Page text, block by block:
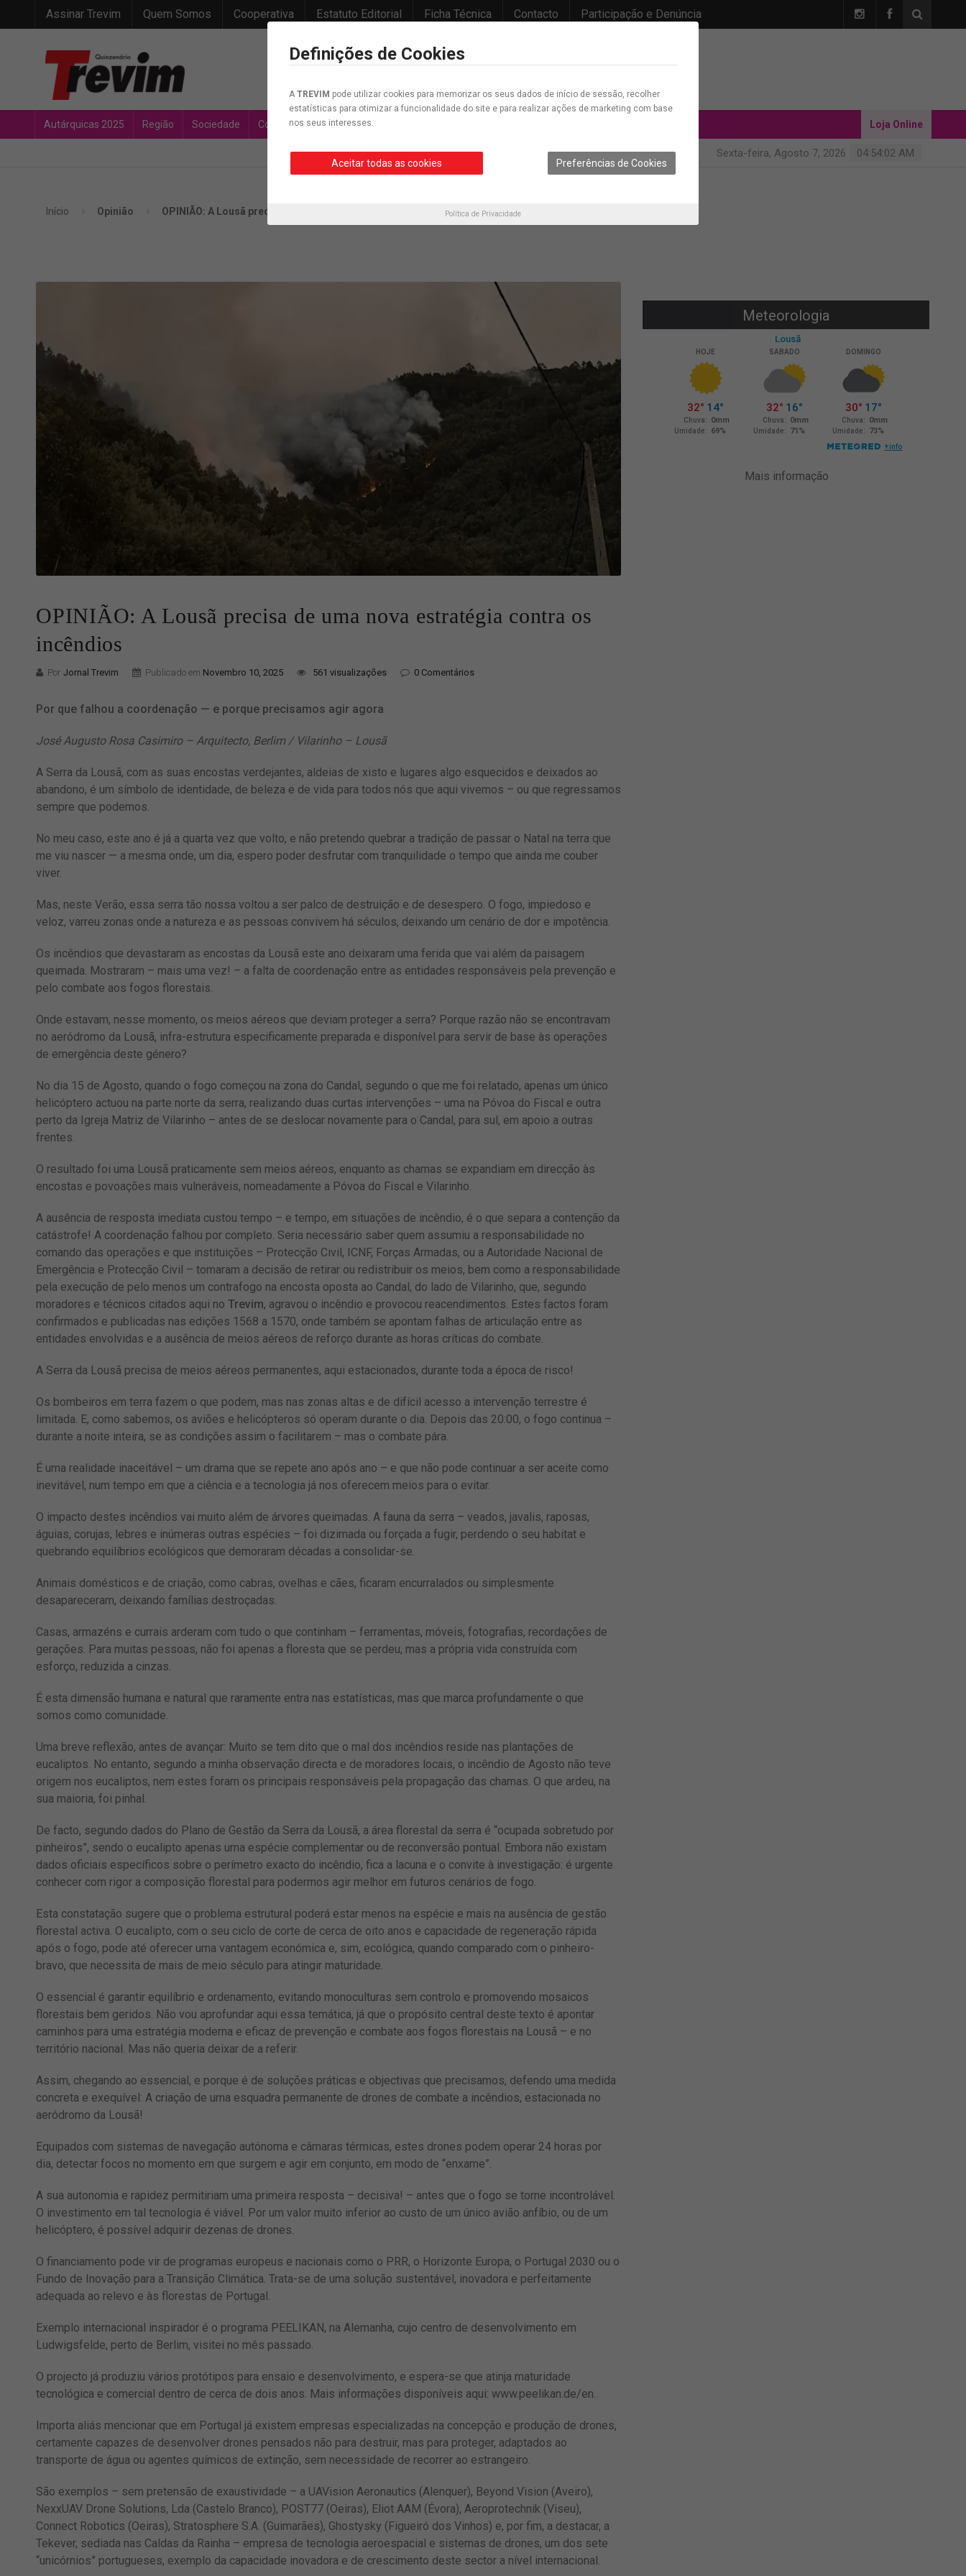
Assinar Trevim Quem Somos Cooperativa Estatuto Editorial Ficha Técnica Contacto Participação e Denúncia
Autárquicas 2025 Região Sociedade Concelho Desporto Loja Online
04:54:04 AM
Sexta-feira, Agosto 7, 2026
Início Opinião OPINIÃO: A Lousã precisa de uma nova estratégia contra os incêndios
OPINIÃO: A Lousã precisa de uma nova estratégia contra os
incêndios
Por Jornal Trevim Publicado em Novembro 10, 2025 561 visualizações 0 Comentários
Por que falhou a coordenação — e porque precisamos agir agora
José Augusto Rosa Casimiro – Arquitecto, Berlim / Vilarinho – Lousã
A Serra da Lousã, com as suas encostas verdejantes, aldeias de xisto e lugares algo esquecidos e deixados ao
abandono, é um símbolo de identidade, de beleza e de vida para todos nós que aqui vivemos – ou que regressamos
sempre que podemos.
No meu caso, este ano é já a quarta vez que volto, e não pretendo quebrar a tradição de passar o Natal na terra que
me viu nascer — a mesma onde, um dia, espero poder desfrutar com tranquilidade o tempo que ainda me couber
viver.
Mas, neste Verão, essa serra tão nossa voltou a ser palco de destruição e de desespero. O fogo, impiedoso e
veloz, varreu zonas onde a natureza e as pessoas convivem há séculos, deixando um cenário de dor e impotência.
Os incêndios que devastaram as encostas da Lousã este ano deixaram uma ferida que vai além da paisagem
queimada. Mostraram – mais uma vez! – a falta de coordenação entre as entidades responsáveis pela prevenção e
pelo combate aos fogos florestais.
Onde estavam, nesse momento, os meios aéreos que deviam proteger a serra? Porque razão não se encontravam
no aeródromo da Lousã, infra-estrutura especificamente preparada e disponível para servir de base às operações
de emergência deste género?
No dia 15 de Agosto, quando o fogo começou na zona do Candal, segundo o que me foi relatado, apenas um único
helicóptero actuou na parte norte da serra, realizando duas curtas intervenções – uma na Póvoa do Fiscal e outra
perto da Igreja Matriz de Vilarinho – antes de se deslocar novamente para o Candal, para sul, em apoio a outras
frentes.
O resultado foi uma Lousã praticamente sem meios aéreos, enquanto as chamas se expandiam em direcção às
encostas e povoações mais vulneráveis, nomeadamente a Póvoa do Fiscal e Vilarinho.
A ausência de resposta imediata custou tempo – e tempo, em situações de incêndio, é o que separa a contenção da
catástrofe! A coordenação falhou por completo. Seria necessário saber quem assumiu a responsabilidade no
comando das operações e que instituições – Protecção Civil, ICNF, Forças Armadas, ou a Autoridade Nacional de
Emergência e Protecção Civil – tomaram a decisão de retirar ou redistribuir os meios, bem como a responsabilidade
pela execução de pelo menos um contrafogo na encosta oposta ao Candal, do lado de Vilarinho, que, segundo
moradores e técnicos citados aqui no Trevim, agravou o incêndio e provocou reacendimentos. Estes factos foram
confirmados e publicadas nas edições 1568 a 1570, onde também se apontam falhas de articulação entre as
entidades envolvidas e a ausência de meios aéreos de reforço durante as horas críticas do combate.
A Serra da Lousã precisa de meios aéreos permanentes, aqui estacionados, durante toda a época de risco!
Os bombeiros em terra fazem o que podem, mas nas zonas altas e de difícil acesso a intervenção terrestre é
limitada. E, como sabemos, os aviões e helicópteros só operam durante o dia. Depois das 20:00, o fogo continua –
durante a noite inteira, se as condições assim o facilitarem – mas o combate pára.
É uma realidade inaceitável – um drama que se repete ano após ano – e que não pode continuar a ser aceite como
inevitável, num tempo em que a ciência e a tecnologia já nos oferecem meios para o evitar.
O impacto destes incêndios vai muito além de árvores queimadas. A fauna da serra – veados, javalis, raposas,
águias, corujas, lebres e inúmeras outras espécies – foi dizimada ou forçada a fugir, perdendo o seu habitat e
quebrando equilíbrios ecológicos que demoraram décadas a consolidar-se.
Animais domésticos e de criação, como cabras, ovelhas e cães, ficaram encurralados ou simplesmente
desapareceram, deixando famílias destroçadas.
Casas, armazéns e currais arderam com tudo o que continham – ferramentas, móveis, fotografias, recordações de
gerações. Para muitas pessoas, não foi apenas a floresta que se perdeu, mas a própria vida construída com
esforço, reduzida a cinzas.
É esta dimensão humana e natural que raramente entra nas estatísticas, mas que marca profundamente o que
somos como comunidade.
Uma breve reflexão, antes de avançar: Muito se tem dito que o mal dos incêndios reside nas plantações de
eucaliptos. No entanto, segundo a minha observação directa e de moradores locais, o incêndio de Agosto não teve
origem nos eucaliptos, nem estes foram os principais responsáveis pela propagação das chamas. O que ardeu, na
sua maioria, foi pinhal.
De facto, segundo dados do Plano de Gestão da Serra da Lousã, a área florestal da serra é “ocupada sobretudo por
pinheiros”, sendo o eucalipto apenas uma espécie complementar ou de reconversão pontual. Embora não existam
dados oficiais específicos sobre o perímetro exacto do incêndio, fica a lacuna e o convite à investigação: é urgente
conhecer com rigor a composição florestal para podermos agir melhor em futuros cenários de fogo.
Esta constatação sugere que o problema estrutural poderá estar menos na espécie e mais na ausência de gestão
florestal activa. O eucalipto, com o seu ciclo de corte de cerca de oito anos e capacidade de regeneração rápida
após o fogo, pode até oferecer uma vantagem económica e, sim, ecológica, quando comparado com o pinheiro-
bravo, que necessita de mais de meio século para atingir maturidade.
O essencial é garantir equilíbrio e ordenamento, evitando monoculturas sem controlo e promovendo mosaicos
florestais bem geridos. Não vou aprofundar aqui essa temática, já que o propósito central deste texto é apontar
caminhos para uma estratégia moderna e eficaz de prevenção e combate aos fogos florestais na Lousã – e no
território nacional. Mas não queria deixar de a referir.
Assim, chegando ao essencial, e porque é de soluções práticas e objectivas que precisamos, defendo uma medida
concreta e exequível: A criação de uma esquadra permanente de drones de combate a incêndios, estacionada no
aeródromo da Lousã!
Equipados com sistemas de navegação autónoma e câmaras térmicas, estes drones podem operar 24 horas por
dia, detectar focos no momento em que surgem e agir em conjunto, em modo de “enxame”.
A sua autonomia e rapidez permitiriam uma primeira resposta – decisiva! – antes que o fogo se torne incontrolável.
O investimento em tal tecnologia é viável. Por um valor muito inferior ao custo de um único avião anfíbio, ou de um
helicóptero, é possível adquirir dezenas de drones.
O financiamento pode vir de programas europeus e nacionais como o PRR, o Horizonte Europa, o Portugal 2030 ou o
Fundo de Inovação para a Transição Climática. Trata-se de uma solução sustentável, inovadora e perfeitamente
adequada ao relevo e às florestas de Portugal.
Exemplo internacional inspirador é o programa PEELIKAN, na Alemanha, cujo centro de desenvolvimento em
Ludwigsfelde, perto de Berlim, visitei no mês passado.
O projecto já produziu vários protótipos para ensaio e desenvolvimento, e espera-se que atinja maturidade
tecnológica e comercial dentro de cerca de dois anos. Mais informações disponíveis aqui: www.peelikan.de/en.
Importa aliás mencionar que em Portugal já existem empresas especializadas na concepção e produção de drones,
certamente capazes de desenvolver drones pensados não para destruir, mas para proteger, adaptados ao
transporte de água ou agentes químicos de extinção, sem necessidade de recorrer ao estrangeiro.
São exemplos – sem pretensão de exaustividade – a UAVision Aeronautics (Alenquer), Beyond Vision (Aveiro),
NexxUAV Drone Solutions, Lda (Castelo Branco), POST77 (Oeiras), Eliot AAM (Évora), Aeroprotechnik (Viseu),
Connect Robotics (Oeiras), Stratosphere S.A. (Guimarães), Ghostysky (Figueiró dos Vinhos) e, por fim, a destacar, a
Tekever, sediada nas Caldas da Rainha – empresa de tecnologia aeroespacial e sistemas de drones, um dos sete
“unicórnios” portugueses, exemplo da capacidade inovadora e de crescimento deste sector a nível internacional.
Meteorologia
Mais informação
Definições de Cookies
A TREVIM pode utilizar cookies para memorizar os seus dados de início de sessão, recolher
estatísticas para otimizar a funcionalidade do site e para realizar ações de marketing com base
nos seus interesses.
Aceitar todas as cookies Preferências de Cookies
Política de Privacidade